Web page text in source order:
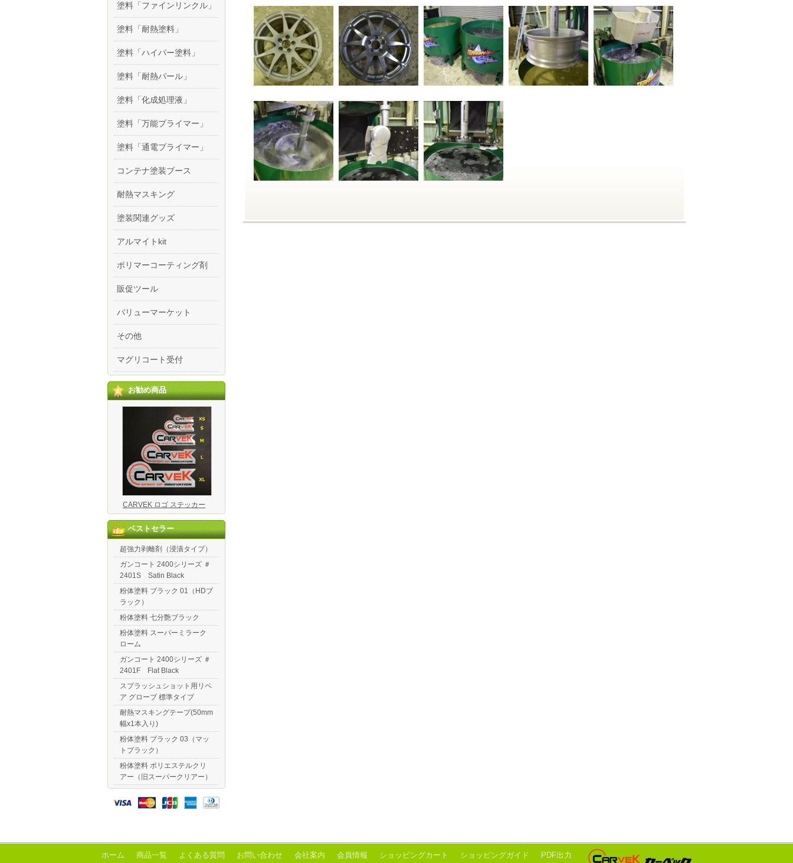
塗料「ファインリンクル」
塗料「耐熱塗料」
塗料「ハイパー塗料」
塗料「耐熱パール」
塗料「化成処理液」
塗料「万能プライマー」
塗料「通電プライマー」
コンテナ塗装ブース
耐熱マスキング
塗装関連グッズ
アルマイトkit
ポリマーコーティング剤
販促ツール
バリューマーケット
その他
マグリコート受付
お勧め商品
CARVEK ロゴ ステッカー
ベストセラー
超強力剥離剤（浸漬タイプ）
ガンコート 2400シリーズ ＃
2401S Satin Black
粉体塗料 ブラック 01（HDブ
ラック）
粉体塗料 七分艶ブラック
粉体塗料 スーパーミラーク
ローム
ガンコート 2400シリーズ ＃
2401F Flat Black
スプラッシュショット用リペ
ア グローブ 標準タイプ
耐熱マスキングテープ(50mm
幅x1本入り)
粉体塗料 ブラック 03（マッ
トブラック）
粉体塗料 ポリエステルクリ
アー（旧スーパークリアー）
ホーム 商品一覧 よくある質問 お問い合わせ 会社案内 会員情報 ショッピングカート ショッピングガイド PDF出力